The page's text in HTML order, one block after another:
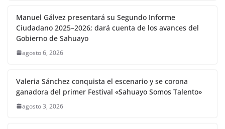
Manuel Gálvez presentará su Segundo Informe
Ciudadano 2025–2026; dará cuenta de los avances del
Gobierno de Sahuayo
agosto 6, 2026
Valeria Sánchez conquista el escenario y se corona
ganadora del primer Festival «Sahuayo Somos Talento»
agosto 3, 2026